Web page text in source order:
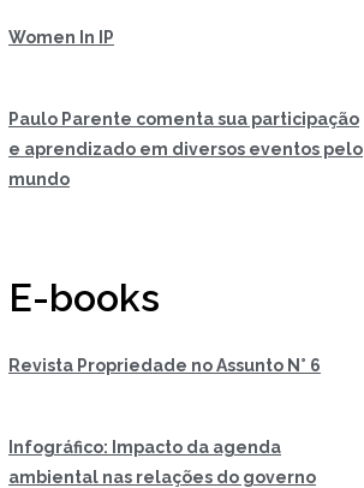
Women In IP
Paulo Parente comenta sua participação
e aprendizado em diversos eventos pelo
mundo
E-books
Revista Propriedade no Assunto N° 6
Infográfico: Impacto da agenda
ambiental nas relações do governo